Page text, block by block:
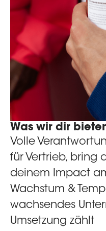
Was wir dir
Volle
für Vertrieb, bring
deinem Impact
Wachstum &
wachsendes
Umsetzung zählt